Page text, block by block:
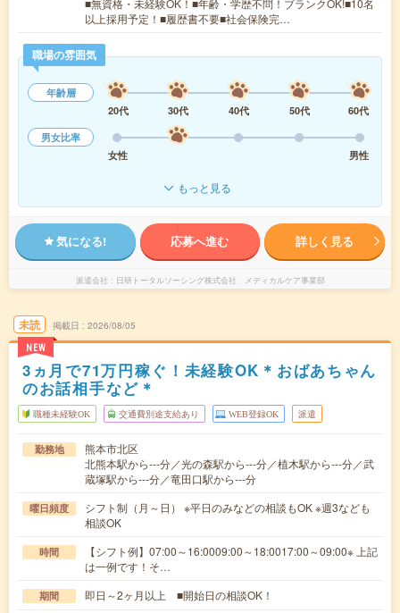
■無資格・未経験OK！■年齢・学歴不問！ブランクOK!■10名
以上採用予定！■履歴書不要■社会保険完…
職場の雰囲気
年齢層
20代
30代 40代 50代
60代
男女比率
女性
男性
もっと見る
気になる! 応募へ進む 詳しく見る
派遣会社 日研トータルソーシング株式会社 メディカルケア事業部
未読
NEW
掲載日 2026/08/05
3ヵ月で71万円稼ぐ！未経験OK＊おばあちゃん
のお話相手など＊
職種未経験OK 交通費別途支給あり WEB登録OK 派遣
勤務地
熊本市北区
北熊本駅から---分／光の森駅から---分／植木駅から---分／武
蔵塚駅から---分／竜田口駅から---分
曜日頻度
シフト制（月～日） ※平日のみなどの相談もOK ※週3なども
相談OK
時間
【シフト例】07:00～16:0009:00～18:0017:00～09:00※ 上記
は一例です！そ…
期間 即日～2ヶ月以上 ■開始日の相談OK！